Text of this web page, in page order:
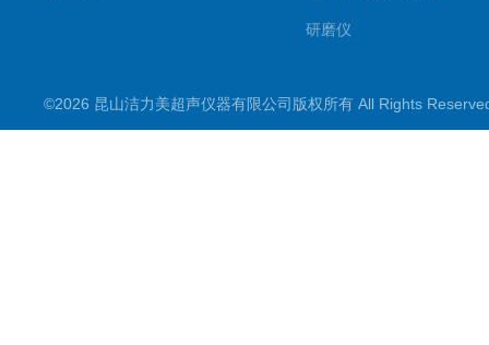
研磨仪
超声波水浴
©2026 昆山洁力美超声仪器有限公司版权所有 All Rights